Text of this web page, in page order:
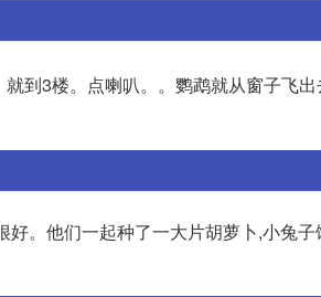
到3楼。点喇叭。。鹦鹉就从窗子飞
。他们一起种了一大片胡萝卜,小兔